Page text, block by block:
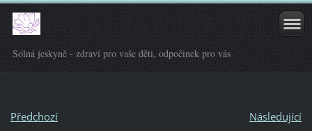
Solná jeskyně - zdraví pro vaše děti, odpočinek pro vás
Předchozí
Následující